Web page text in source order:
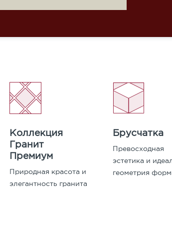
Коллекция
Гранит
Премиум
Природная красота и
элегантность гранита
Брусчатка
Превосходная
эстетика и
геометрия